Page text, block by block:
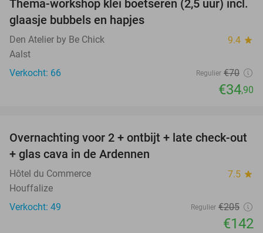
50%
Thema-workshop klei boetseren (2,5 uur) incl.
glaasje bubbels en hapjes
Den Atelier by Be Chick 9.4 star
Aalst
Verkocht: 66
Regulier €70
€34,90
31%
Overnachting voor 2 + ontbijt + late check-out
+ glas cava in de Ardennen
Hôtel du Commerce 7.5 star
Houffalize
Verkocht: 49
Regulier €205
€142